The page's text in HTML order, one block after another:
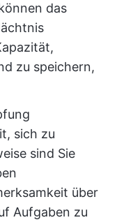
das
zu speichern,
sich zu
sind Sie
über
Aufgaben zu